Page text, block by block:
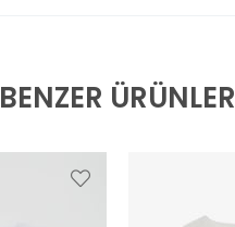
BENZER ÜRÜNLER